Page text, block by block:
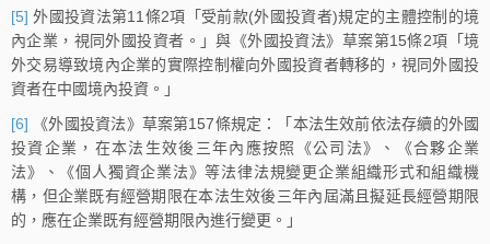
[5] 外國投資法第11條2項「受前款(外國投資者)規定的主體控制的境
內企業，視同外國投資者。」與《外國投資法》草案第15條2項「境
外交易導致境內企業的實際控制權向外國投資者轉移的，視同外國投
資者在中國境內投資。」
[6] 《外國投資法》草案第157條規定：「本法生效前依法存續的外國
投資企業，在本法生效後三年內應按照《公司法》、《合夥企業
法》、《個人獨資企業法》等法律法規變更企業組織形式和組織機
構，但企業既有經營期限在本法生效後三年內屆滿且擬延長經營期限
的，應在企業既有經營期限內進行變更。」